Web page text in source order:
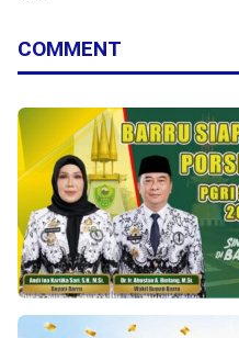
COMMENT